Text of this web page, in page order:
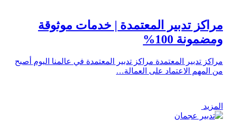
مراكز تدبير المعتمدة | خدمات موثوقة
ومضمونة 100%
مراكز تدبير المعتمدة مراكز تدبير المعتمدة في عالمنا اليوم أصبح
من المهم الاعتماد على العمالة…
المزيد